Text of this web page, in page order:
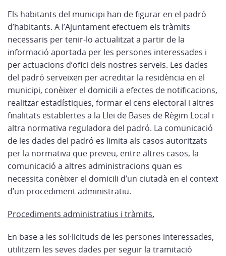
Els habitants del municipi han de figurar en el padró
d’habitants. A l’Ajuntament efectuem els tràmits
necessaris per tenir-lo actualitzat a partir de la
informació aportada per les persones interessades i
per actuacions d’ofici dels nostres serveis. Les dades
del padró serveixen per acreditar la residència en el
municipi, conèixer el domicili a efectes de notificacions,
realitzar estadístiques, formar el cens electoral i altres
finalitats establertes a la Llei de Bases de Règim Local i
altra normativa reguladora del padró. La comunicació
de les dades del padró es limita als casos autoritzats
per la normativa que preveu, entre altres casos, la
comunicació a altres administracions quan es
necessita conèixer el domicili d’un ciutadà en el context
d’un procediment administratiu.
Procediments administratius i tràmits.
En base a les sol·licituds de les persones interessades,
utilitzem les seves dades per seguir la tramitació